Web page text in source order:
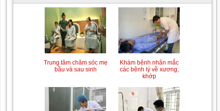
Trung tâm chăm sóc mẹ
bầu và sau sinh
Khám bệnh nhân mắc
các bệnh lý về xương,
khớp